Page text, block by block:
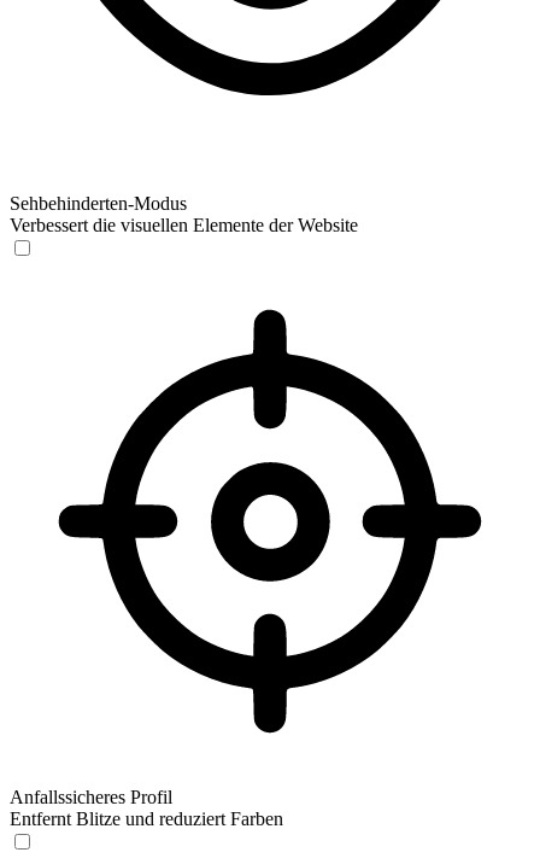
Sehbehinderten-Modus
Verbessert die visuellen Elemente der Website
Anfallssicheres Profil
Entfernt Blitze und reduziert Farben